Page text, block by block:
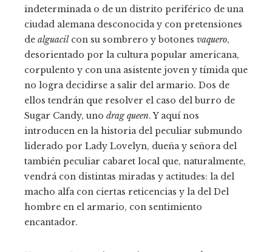
indeterminada o de un distrito periférico de una
ciudad alemana desconocida y con pretensiones
de alguacil con su sombrero y botones vaquero,
desorientado por la cultura popular americana,
corpulento y con una asistente joven y tímida que
no logra decidirse a salir del armario. Dos de
ellos tendrán que resolver el caso del burro de
Sugar Candy, uno drag queen. Y aquí nos
introducen en la historia del peculiar submundo
liderado por Lady Lovelyn, dueña y señora del
también peculiar cabaret local que, naturalmente,
vendrá con distintas miradas y actitudes: la del
macho alfa con ciertas reticencias y la del Del
hombre en el armario, con sentimiento
encantador.